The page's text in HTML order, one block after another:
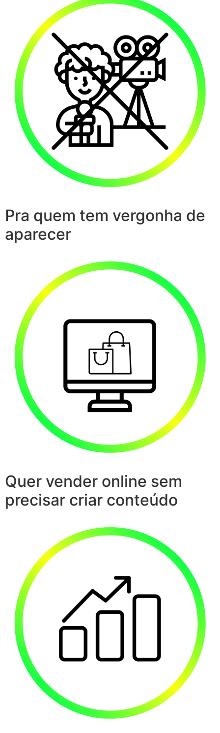
Pra quem tem vergonha de
aparecer
Quer vender online sem
precisar criar conteúdo